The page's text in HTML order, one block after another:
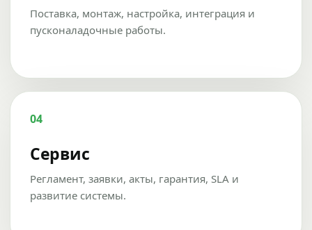
Поставка, монтаж, настройка, интеграция и
пусконаладочные работы.
04
Сервис
Регламент, заявки, акты, гарантия, SLA и
развитие системы.